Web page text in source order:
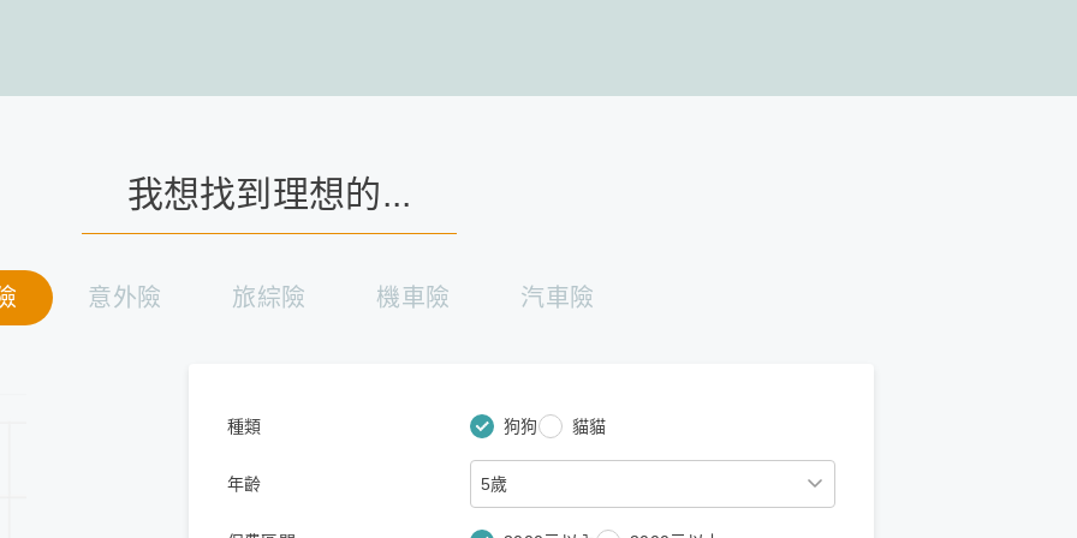
我想找到理想的...
意外險 旅綜險 機車險 汽車險
種類 狗狗 貓貓
年齡